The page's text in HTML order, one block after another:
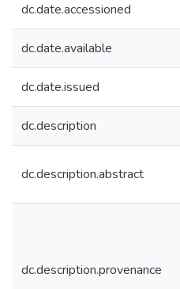
dc.date.accessioned
dc.date.available
dc.date.issued
dc.description
dc.description.abstract
dc.description.provenance